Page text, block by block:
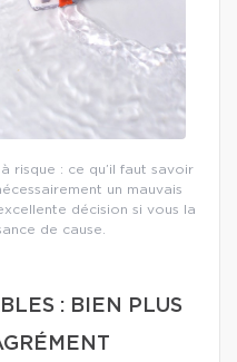
risque : ce qu’il faut savoir
un mauvais
décision si vous la
de cause.
: BIEN PLUS